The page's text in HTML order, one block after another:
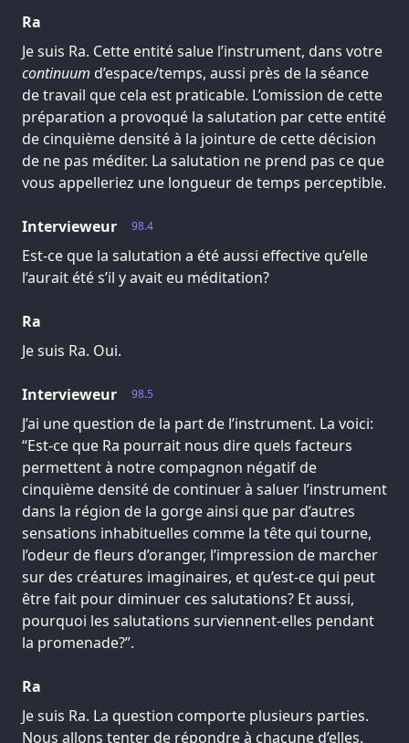
Ra
Je suis Ra. Cette entité salue l’instrument, dans votre
continuum d’espace/temps, aussi près de la séance
de travail que cela est praticable. L’omission de cette
préparation a provoqué la salutation par cette entité
de cinquième densité à la jointure de cette décision
de ne pas méditer. La salutation ne prend pas ce que
vous appelleriez une longueur de temps perceptible.
98.4
Intervieweur
Est-ce que la salutation a été aussi effective qu’elle
l’aurait été s’il y avait eu méditation?
Ra
Je suis Ra. Oui.
98.5
Intervieweur
J’ai une question de la part de l’instrument. La voici:
“Est-ce que Ra pourrait nous dire quels facteurs
permettent à notre compagnon négatif de
cinquième densité de continuer à saluer l’instrument
dans la région de la gorge ainsi que par d’autres
sensations inhabituelles comme la tête qui tourne,
l’odeur de fleurs d’oranger, l’impression de marcher
sur des créatures imaginaires, et qu’est-ce qui peut
être fait pour diminuer ces salutations? Et aussi,
pourquoi les salutations surviennent-elles pendant
la promenade?”.
Ra
Je suis Ra. La question comporte plusieurs parties.
Nous allons tenter de répondre à chacune d’elles.